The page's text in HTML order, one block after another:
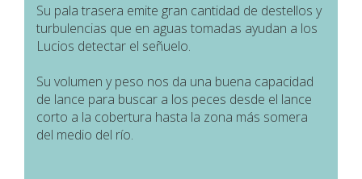
Su pala trasera emite gran cantidad de destellos y
turbulencias que en aguas tomadas ayudan a los
Lucios detectar el señuelo.
Su volumen y peso nos da una buena capacidad
de lance para buscar a los peces desde el lance
corto a la cobertura hasta la zona más somera
del medio del río.